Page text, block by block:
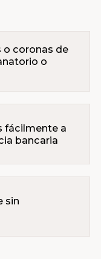
o coronas de
o
fácilmente a
bancaria
sin